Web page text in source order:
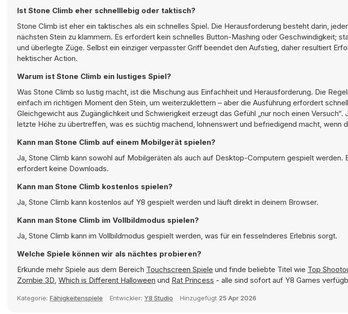
Ist Stone Climb eher schnelllebig oder taktisch?
Stone Climb ist eher ein taktisches als ein schnelles Spiel. Die Herausforderung besteht darin,
nächsten Stein zu klammern. Es erfordert kein schnelles Button-Mashing oder Geschwindigkeit;
und überlegte Züge. Selbst ein einziger verpasster Griff beendet den Aufstieg, daher resultiert
hektischer Action.
Warum ist Stone Climb ein lustiges Spiel?
Was Stone Climb so lustig macht, ist die Mischung aus Einfachheit und Herausforderung. Die
einfach im richtigen Moment den Stein, um weiterzuklettern – aber die Ausführung erfordert
Gleichgewicht aus Zugänglichkeit und Schwierigkeit erzeugt das Gefühl „nur noch einen
letzte Höhe zu übertreffen, was es süchtig machend, lohnenswert und befriedigend macht, wenn
Kann man Stone Climb auf einem Mobilgerät spielen?
Ja, Stone Climb kann sowohl auf Mobilgeräten als auch auf Desktop-Computern gespielt werden.
erfordert keine Downloads.
Kann man Stone Climb kostenlos spielen?
Ja, Stone Climb kann kostenlos auf Y8 gespielt werden und läuft direkt in deinem Browser.
Kann man Stone Climb im Vollbildmodus spielen?
Ja, Stone Climb kann im Vollbildmodus gespielt werden, was für ein fesselnderes Erlebnis sorgt.
Welche Spiele können wir als nächtes probieren?
Erkunde mehr Spiele aus dem Bereich Touchscreen Spiele und finde beliebte Titel wie Top
Zombie 3D, Which is Different Halloween und Rat Princess - alle sind sofort auf Y8 Games
Kategorie: Fähigkeitenspiele Entwickler: Y8 Studio Hinzugefügt 25 Apr 2026